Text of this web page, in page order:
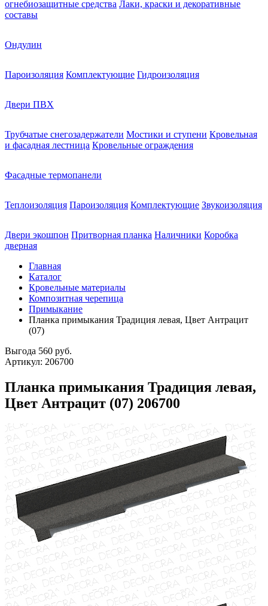
огнебиозащитные средства Лаки, краски и декоративные
составы
Ондулин
Пароизоляция Комплектующие Гидроизоляция
Двери ПВХ
Трубчатые снегозадержатели Мостики и ступени Кровельная
и фасадная лестница Кровельные ограждения
Фасадные термопанели
Теплоизоляция Пароизоляция Комплектующие Звукоизоляция
Двери экошпон Притворная планка Наличники Коробка
дверная
Главная
Каталог
Кровельные материалы
Композитная черепица
Примыкание
Планка примыкания Традиция левая, Цвет Антрацит
(07)
Выгода 560 руб.
Артикул: 206700
Планка примыкания Традиция левая,
Цвет Антрацит (07) 206700